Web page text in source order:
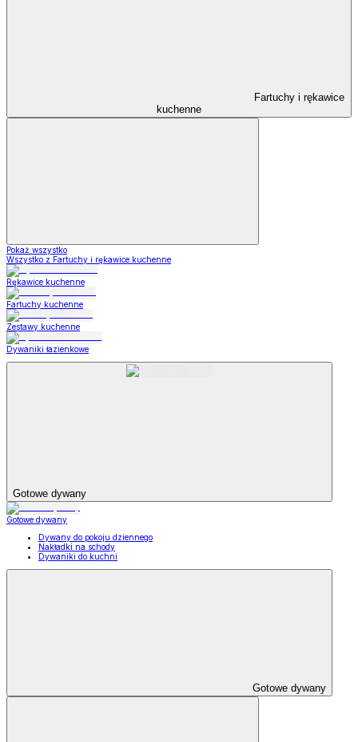
Fartuchy i rękawice
kuchenne
Pokaż wszystko
Wszystko z Fartuchy i rękawice kuchenne
Rękawice kuchenne
Fartuchy kuchenne
Zestawy kuchenne
Dywaniki łazienkowe
Gotowe dywany
Gotowe dywany
Dywany do pokoju dziennego
Nakładki na schody
Dywaniki do kuchni
Gotowe dywany